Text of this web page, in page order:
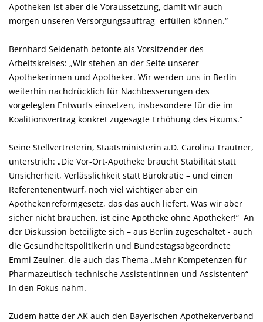
Apotheken ist aber die Voraussetzung, damit wir auch
morgen unseren Versorgungsauftrag erfüllen können.“
Bernhard Seidenath betonte als Vorsitzender des
Arbeitskreises: „Wir stehen an der Seite unserer
Apothekerinnen und Apotheker. Wir werden uns in Berlin
weiterhin nachdrücklich für Nachbesserungen des
vorgelegten Entwurfs einsetzen, insbesondere für die im
Koalitionsvertrag konkret zugesagte Erhöhung des Fixums.“
Seine Stellvertreterin, Staatsministerin a.D. Carolina Trautner,
unterstrich: „Die Vor-Ort-Apotheke braucht Stabilität statt
Unsicherheit, Verlässlichkeit statt Bürokratie – und einen
Referentenentwurf, noch viel wichtiger aber ein
Apothekenreformgesetz, das das auch liefert. Was wir aber
sicher nicht brauchen, ist eine Apotheke ohne Apotheker!“ An
der Diskussion beteiligte sich – aus Berlin zugeschaltet - auch
die Gesundheitspolitikerin und Bundestagsabgeordnete
Emmi Zeulner, die auch das Thema „Mehr Kompetenzen für
Pharmazeutisch-technische Assistentinnen und Assistenten“
in den Fokus nahm.
Zudem hatte der AK auch den Bayerischen Apothekerverband